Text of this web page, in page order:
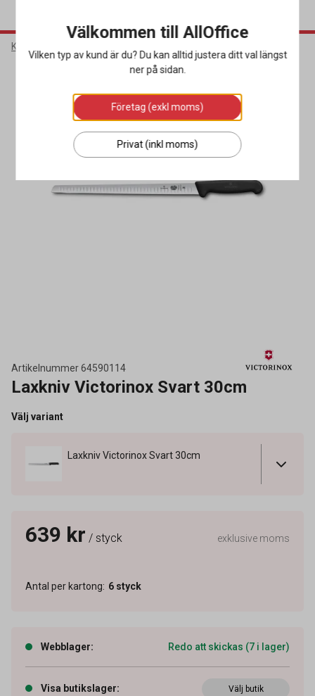
Kök & Servering
Artikelnummer64590114
Laxkniv Victorinox Svart 30cm
Välj variant
Laxkniv Victorinox Svart 30cm
639 kr / styck exklusive moms
Antal per kartong: 6 styck
Webblager: Redo att skickas (7 i lager)
Visa butikslager: Välj butik
Artikelnummer 64590114
Välkommen till AllOffice
Vilken typ av kund är du? Du kan alltid justera ditt val längst
ner på sidan.
Företag (exkl moms)
Privat (inkl moms)